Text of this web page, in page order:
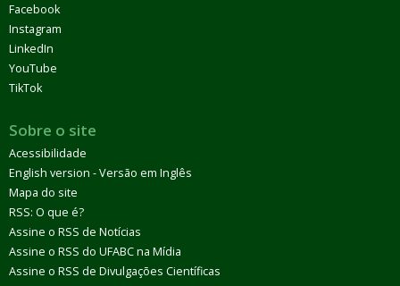
Facebook
Instagram
LinkedIn
YouTube
TikTok
Sobre o site
Acessibilidade
English version - Versão em Inglês
Mapa do site
RSS: O que é?
Assine o RSS de Notícias
Assine o RSS do UFABC na Mídia
Assine o RSS de Divulgações Científicas